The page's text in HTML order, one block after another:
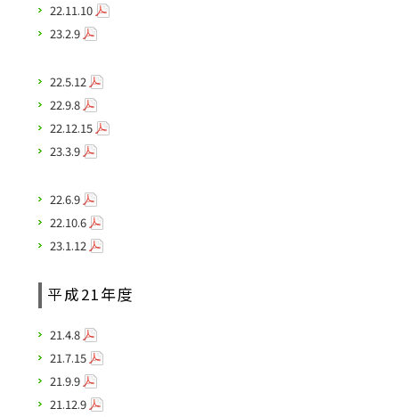
22.11.10
23.2.9
22.5.12
22.9.8
22.12.15
23.3.9
22.6.9
22.10.6
23.1.12
平成21年度
21.4.8
21.7.15
21.9.9
21.12.9